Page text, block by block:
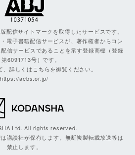
配信サイトマークを取得したサービスです。
電子書籍配信サービスが、著作権者からコン
信サービスであることを示す登録商標（登録
6091713号）です。
詳しくはこちらを御覧ください。
https://aebs.or.jp/
Ltd. All rights reserved.
講談社が保有します。無断複製転載放送等は
禁止します。